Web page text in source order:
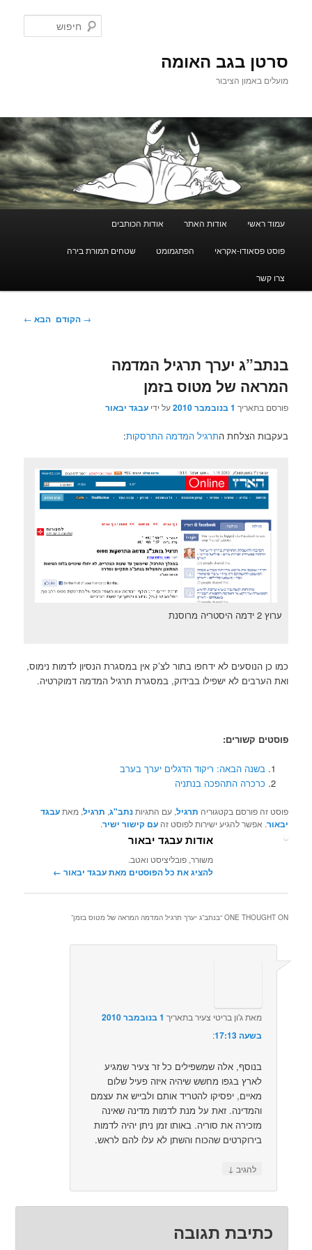
סרטן בגב האומה
מועלים באמון הציבור
עמוד ראשי אודות האתר אודות הכותבים
פוסט פסאודו-אקראי הפתגמומט שטחים תמורת בירה
צרו קשר
ניווט
→ הקודם הבא ←
בנתב”ג יערך תרגיל המדמה
המראה של מטוס בזמן
פורסם בתאריך 1 בנובמבר 2010 על ידיעבגד יבאור
בעקבות הצלחת התרגיל המדמה התרסקות:
ערוץ 2 ידמה היסטריה מרוסנת
כמו כן הנוסעים לא ידחפו בתור לצ’ק אין במסגרת הנסיון לדמות נימוס,
ואת הערבים לא ישפילו בבידוק, במסגרת תרגיל המדמה דמוקרטיה.
פוסטים קשורים:
בשנה הבאה: ריקוד הדגלים יערך בערב
כרכרה התהפכה בנתניה
פוסט זה פורסם בקטגוריה תרגיל, עם התגיותנתב"ג, תרגיל, מאתעבגד
יבאור. אפשר להגיע ישירות לפוסט זהעם קישור ישיר.
אודות עבגד יבאור
משורר, פובליציסט ואטב.
להציג את כל הפוסטים מאת עבגד יבאור‏ ←
ONE THOUGHT ON “ בנתב”ג יערך תרגיל המדמה המראה של מטוס בזמן”
מאתג'ון בריטי צעיר בתאריך
1 בנובמבר 2010
בשעה 17:13
:‏
בנוסף, אלה שמשפילים כל זר צעיר שמגיע
לארץ בגפו מחשש שיהיה איזה פעיל שלום
מאיים, יפסיקו להטריד אותם ולבייש את עצמם
והמדינה. זאת על מנת לדמות מדינה שאינה
מזכירה את סוריה. באותו זמן ניתן יהיה לדמות
בירוקרטים שהכוח והשתן לא עלו להם לראש.
להגיב ↓
כתיבת תגובה